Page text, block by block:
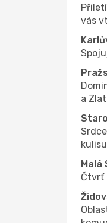
vás
a
Malá
Čtvrť